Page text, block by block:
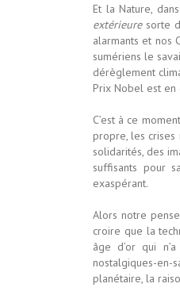
Et la Nature,
extérieuresorte
alarmants et nos
sumériens le
dérèglement
Prix Nobel est en
C’est à ce
propre, les
solidarités, des
suffisants pour
exaspérant.
Alors notre
croire que la
âge d’or qui
nostalgiques-en-
planétaire, la